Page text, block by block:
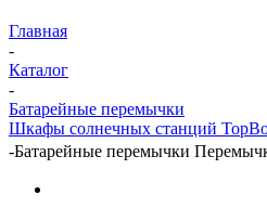
Главная
-
Каталог
-
Батарейные перемычки
Шкафы солнечных станций
-Батарейные перемычки